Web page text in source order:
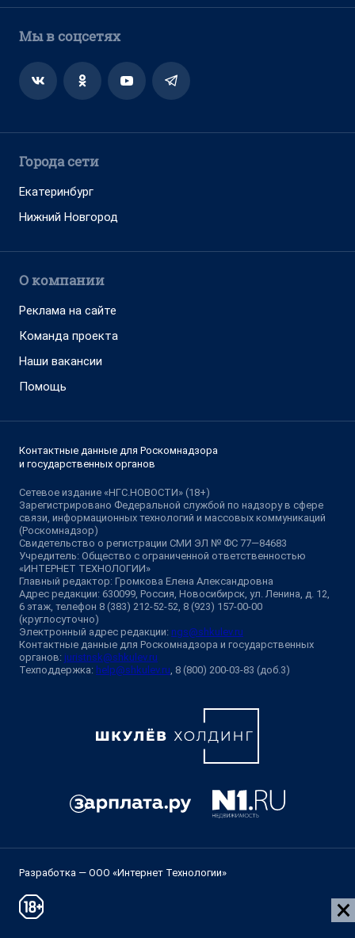
Мы в соцсетях
Города сети
Екатеринбург
Нижний Новгород
О компании
Реклама на сайте
Команда проекта
Наши вакансии
Помощь
Контактные данные для Роскомнадзора
и государственных органов
Сетевое издание «НГС.НОВОСТИ» (18+)
Зарегистрировано Федеральной службой по надзору в сфере
связи, информационных технологий и массовых коммуникаций
(Роскомнадзор)
Свидетельство о регистрации СМИ ЭЛ № ФС 77—84683
Учредитель: Общество с ограниченной ответственностью
«ИНТЕРНЕТ ТЕХНОЛОГИИ»
Главный редактор: Громкова Елена Александровна
Адрес редакции: 630099, Россия, Новосибирск, ул. Ленина, д. 12,
6 этаж, телефон 8 (383) 212-52-52, 8 (923) 157-00-00
(круглосуточно)
Электронный адрес редакции: ngs@shkulev.ru
Контактные данные для Роскомнадзора и государственных
органов: juristnsk@shkulev.ru
Техподдержка: help@shkulev.ru , 8 (800) 200-03-83 (доб.3)
Разработка — ООО «Интернет Технологии»